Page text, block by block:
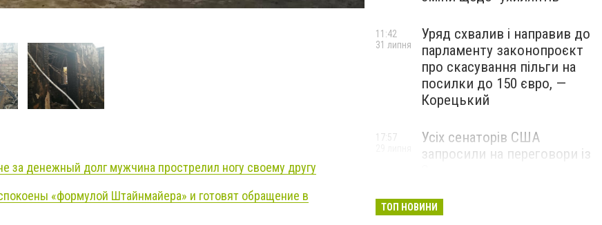
за денежный долг мужчина прострелил ногу своему другу
«формулой Штайнмайера» и готовят обращение в
Уряд схвалив і направив до
парламенту законопроєкт
про скасування пільги на
посилки до 150 євро, —
Корецький
11:42
31 липня
Усіх сенаторів США
запросили на переговори із
Росії, – The Hill
17:57
ТОП НОВИНИ